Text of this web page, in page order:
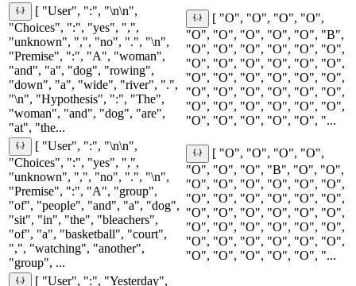
[ "User", ":", "\n\n",
"Choices", ":", "yes", ",",
"unknown", ",", "no", ".", "\n",
"Premise", ":", "A", "woman",
"and", "a", "dog", "rowing",
"down", "a", "wide", "river", ".",
"\n", "Hypothesis", ":", "The",
"woman", "and", "dog", "are",
"at", "the...
[ "O", "O", "O", "O",
"O", "O", "O", "O", "O", "B",
"O", "O", "O", "O", "O", "O",
"O", "O", "O", "O", "O", "O",
"O", "O", "O", "O", "O", "O",
"O", "O", "O", "O", "O", "O",
"O", "O", "O", "O", "O", "O",
"O", "O", "O", "O", "O", "...
[ "User", ":", "\n\n",
"Choices", ":", "yes", ",",
"unknown", ",", "no", ".", "\n",
"Premise", ":", "A", "group",
"of", "people", "and", "a", "dog",
"sit", "in", "the", "bleachers",
"of", "a", "basketball", "court",
",", "watching", "another",
"group", ...
[ "O", "O", "O", "O",
"O", "O", "O", "B", "O", "O",
"O", "O", "O", "O", "O", "O",
"O", "O", "O", "O", "O", "O",
"O", "O", "O", "O", "O", "O",
"O", "O", "O", "O", "O", "O",
"O", "O", "O", "O", "O", "O",
"O", "O", "O", "O", "O", "...
[ "User", ":", "Yesterday",